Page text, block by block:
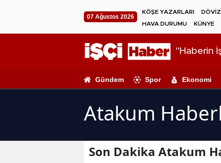
07 Ağustos 2026
KÖŞE YAZARLARI
HAVA DURUMU
KÜNYE
"Haberin
Gündem Spor Ekonomi
Atakum
Son Dakika Atakum